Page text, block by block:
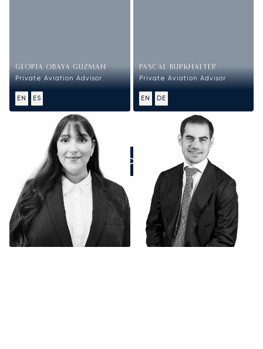
GLORIA OBAYA GUZMAN
Private Aviation Advisor
EN ES
PASCAL BURKHALTER
Private Aviation Advisor
EN DE
ZADZWOŃCIE DO NAS